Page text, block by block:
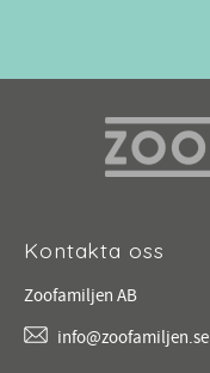
Kontakta oss
Zoofamiljen AB
info@zoofamiljen.se